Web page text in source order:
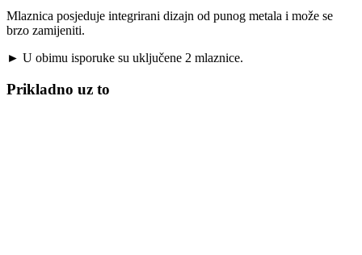
Mlaznica posjeduje integrirani dizajn od punog metala i može se
brzo zamijeniti.
► U obimu isporuke su uključene 2 mlaznice.
Prikladno uz to